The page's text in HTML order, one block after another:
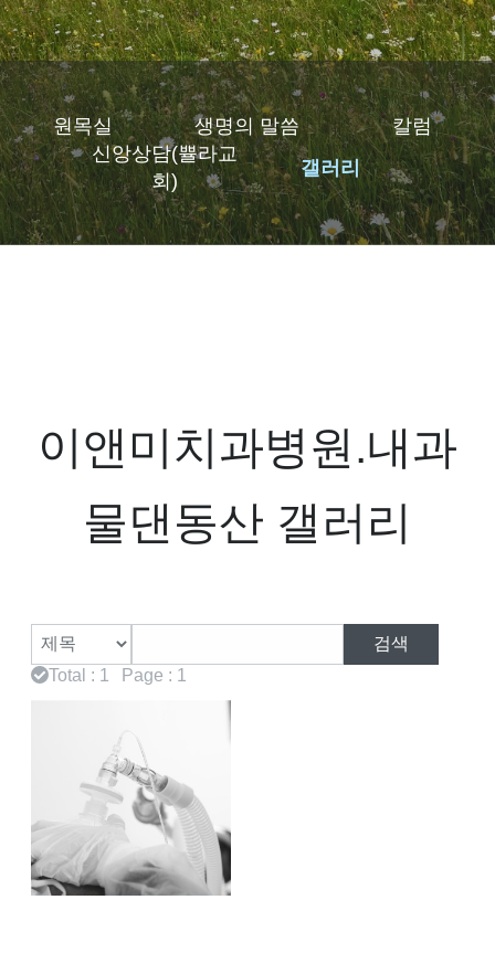
원목실 생명의 말씀
칼럼
신앙상담(쁄라교
회)
갤러리
이앤미치과병원.내과
물댄동산 갤러리
Total : 1 Page : 1
검색